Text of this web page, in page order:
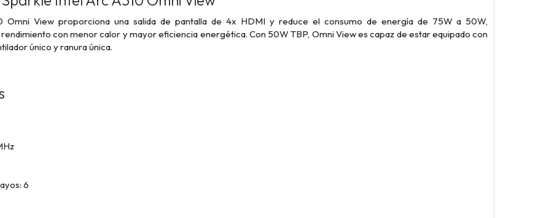
Omni View proporciona una salida de pantalla de 4x HDMI y reduce el consumo de energía de 75W a 50W,
con menor calor y mayor eficiencia energética. Con 50W TBP, Omni View es capaz de estar equipado con
único y ranura única.
6